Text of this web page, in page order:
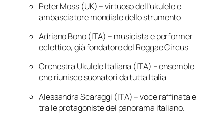
Peter Moss (UK) – virtuoso dell’ukulele e
ambasciatore mondiale dello strumento
Adriano Bono (ITA) – musicista e performer
eclettico, già fondatore del Reggae Circus
Orchestra Ukulele Italiana (ITA) – ensemble
che riunisce suonatori da tutta Italia
Alessandra Scaraggi (ITA) – voce raffinata e
tra le protagoniste del panorama italiano.